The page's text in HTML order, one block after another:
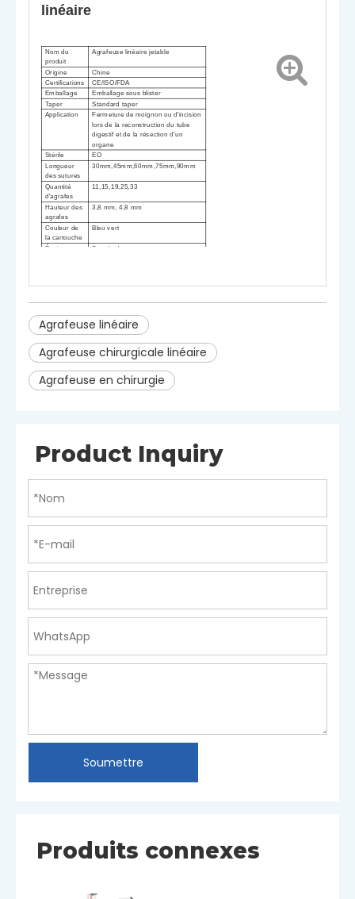
linéaire
Nom du
produit
Agrafeuse linéaire jetable
Origine
Chine
Certifications
CE/ISO/FDA
Emballage
Emballage sous blister
Taper Standard taper
Application Fermeture de moignon ou d'incision
lors de la reconstruction du tube
digestif et de la résection d'un
organe
Stérile
EO
Longueur
des sutures
30mm,45mm,60mm,75mm,90mm
Quantité
d'agrafes
11,15,19,25,33
Hauteur des
agrafes
3,8 mm, 4,8 mm
Couleur de
la cartouche
Bleu vert
Épaisseur Standard
Agrafeuse linéaire
Agrafeuse chirurgicale linéaire
Agrafeuse en chirurgie
Product Inquiry
Soumettre
Produits connexes